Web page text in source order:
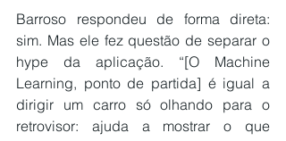
Barroso respondeu de forma direta:
sim. Mas ele fez questão de separar o
hype da aplicação. “[O Machine
Learning, ponto de partida] é igual a
dirigir um carro só olhando para o
retrovisor: ajuda a mostrar o que